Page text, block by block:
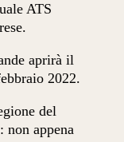
ATS
aprirà il
2022.
del
non appena